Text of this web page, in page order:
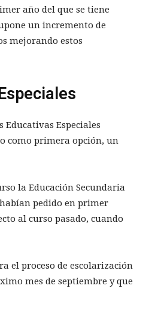
año del que se tiene
un incremento de
mejorando estos
Educativas Especiales
como primera opción, un
la Educación Secundaria
pedido en primer
al curso pasado, cuando
el proceso de escolarización
mes de septiembre y que